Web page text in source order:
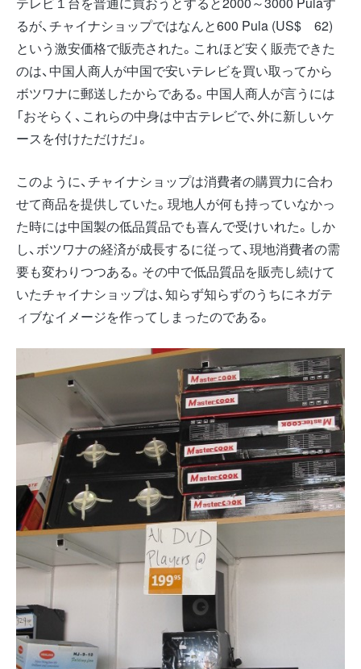
るが、チャイナショップではなんと600 Pula (US$ 62)
という激安価格で販売された。これほど安く販売できた
のは、中国人商人が中国で安いテレビを買い取ってから
ボツワナに郵送したからである。中国人商人が言うには
「おそらく、これらの中身は中古テレビで、外に新しいケ
ースを付けただけだ」。
このように、チャイナショップは消費者の購買力に合わ
せて商品を提供していた。現地人が何も持っていなかっ
た時には中国製の低品質品でも喜んで受けいれた。しか
し、ボツワナの経済が成長するに従って、現地消費者の需
要も変わりつつある。その中で低品質品を販売し続けて
いたチャイナショップは、知らず知らずのうちにネガテ
ィブなイメージを作ってしまったのである。